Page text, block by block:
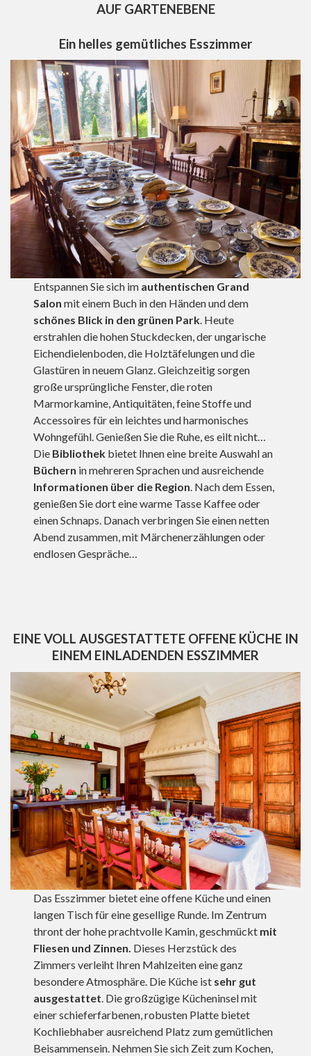
AUF GARTENEBENE
Ein helles gemütliches Esszimmer
Entspannen Sie sich im authentischen Grand
Salonmit einem Buch in den Händen und dem
schönes Blick in den grünen Park. Heute
erstrahlen die hohen Stuckdecken, der ungarische
Eichendielenboden, die Holztäfelungen und die
Glastüren in neuem Glanz. Gleichzeitig sorgen
große ursprüngliche Fenster, die roten
Marmorkamine, Antiquitäten, feine Stoffe und
Accessoires für ein leichtes und harmonisches
Wohngefühl. Genießen Sie die Ruhe, es eilt nicht…
Die Bibliothek bietet Ihnen eine breite Auswahl an
Büchern in mehreren Sprachen und ausreichende
Informationen über die Region. Nach dem Essen,
genießen Sie dort eine warme Tasse Kaffee oder
einen Schnaps. Danach verbringen Sie einen netten
Abend zusammen, mit Märchenerzählungen oder
endlosen Gespräche…
EINE VOLL AUSGESTATTETE OFFENE KÜCHE IN
EINEM EINLADENDEN ESSZIMMER
Das Esszimmer bietet eine offene Küche und einen
langen Tisch für eine gesellige Runde. Im Zentrum
thront der hohe prachtvolle Kamin, geschmückt mit
Fliesen und Zinnen. Dieses Herzstück des
Zimmers verleiht Ihren Mahlzeiten eine ganz
besondere Atmosphäre. Die Küche ist sehr gut
ausgestattet. Die großzügige Kücheninsel mit
einer schieferfarbenen, robusten Platte bietet
Kochliebhaber ausreichend Platz zum gemütlichen
Beisammensein. Nehmen Sie sich Zeit zum Kochen,